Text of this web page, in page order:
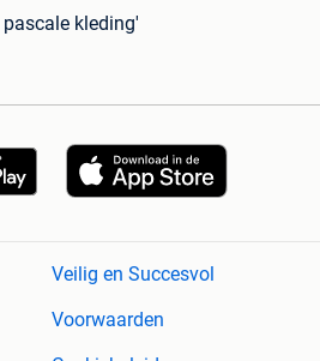
kleding'
Veilig en Succesvol
Voorwaarden